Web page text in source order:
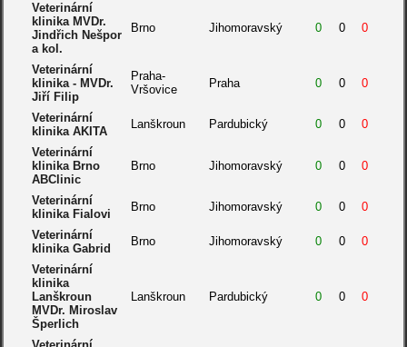
Veterinární
klinika MVDr.
Jindřich Nešpor
a kol.
Brno Jihomoravský 0 0 0
Veterinární
klinika - MVDr.
Jiří Filip
Praha-
Vršovice
Praha 0 0 0
Veterinární
klinika AKITA
Lanškroun Pardubický 0 0 0
Veterinární
klinika Brno
ABClinic
Brno Jihomoravský 0 0 0
Veterinární
klinika Fialovi
Brno Jihomoravský 0 0 0
Veterinární
klinika Gabrid
Brno Jihomoravský 0 0 0
Veterinární
klinika
Lanškroun
MVDr. Miroslav
Šperlich
Lanškroun Pardubický 0 0 0